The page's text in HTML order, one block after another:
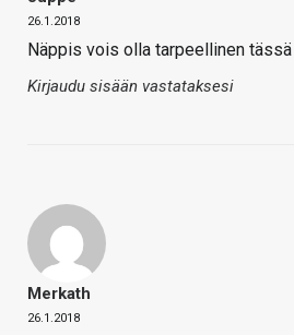
26.1.2018
Näppis vois olla tarpeellinen
Kirjaudu sisään vastataksesi
Merkath
26.1.2018